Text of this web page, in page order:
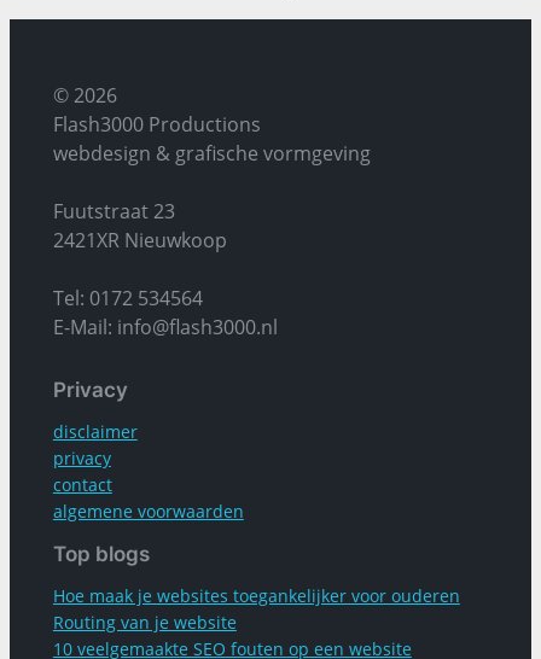
© 2026
Flash3000 Productions
webdesign & grafische vormgeving
Fuutstraat 23
2421XR Nieuwkoop
Tel: 0172 534564
E-Mail: info@flash3000.nl
Privacy
disclaimer
privacy
contact
algemene voorwaarden
Top blogs
Hoe maak je websites toegankelijker voor ouderen
Routing van je website
10 veelgemaakte SEO fouten op een website